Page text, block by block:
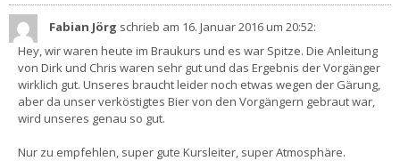
Fabian Jörg schrieb am 16. Januar 2016um 20:52:
Hey, wir waren heute im Braukurs und es war Spitze. Die Anleitung
von Dirk und Chris waren sehr gut und das Ergebnis der Vorgänger
wirklich gut. Unseres braucht leider noch etwas wegen der Gärung,
aber da unser verköstigtes Bier von den Vorgängern gebraut war,
wird unseres genau so gut.
Nur zu empfehlen, super gute Kursleiter, super Atmosphäre.